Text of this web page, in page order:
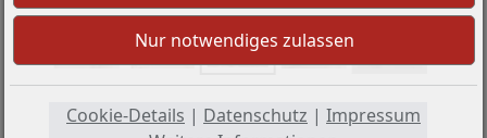
Cookie-Details | Datenschutz | Impressum